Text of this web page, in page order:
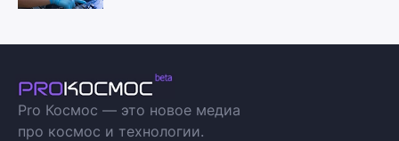
Pro Космос — это новое медиа
про космос и технологии.